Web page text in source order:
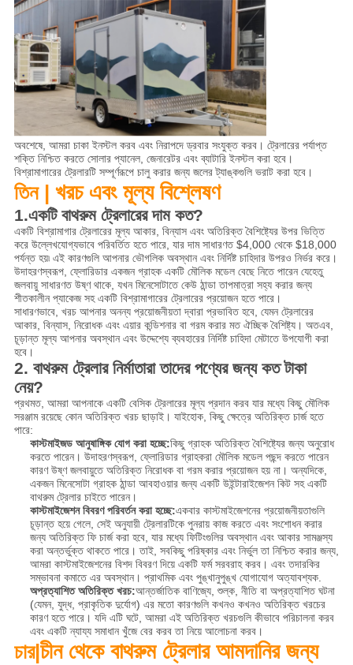
অবশেষে, আমরা চাকা ইনস্টল করব এবং নিরাপদে ড্রবার সংযুক্ত করব। ট্রেলারের পর্যাপ্ত
শক্তি নিশ্চিত করতে সোলার প্যানেল, জেনারেটর এবং ব্যাটারি ইনস্টল করা হবে।
বিশ্রামাগারের ট্রেলারটি সম্পূর্ণরূপে চালু করার জন্য জলের ট্যাঙ্কগুলি ভরাট করা হবে।
তিন | খরচ এবং মূল্য বিশ্লেষণ
1.একটি বাথরুম ট্রেলারের দাম কত?
একটি বিশ্রামাগার ট্রেলারের মূল্য আকার, বিন্যাস এবং অতিরিক্ত বৈশিষ্ট্যের উপর ভিত্তি
করে উল্লেখযোগ্যভাবে পরিবর্তিত হতে পারে, যার দাম সাধারণত $4,000 থেকে $18,000
পর্যন্ত হয়৷ এই কারণগুলি আপনার ভৌগলিক অবস্থান এবং নির্দিষ্ট চাহিদার উপরও নির্ভর করে।
উদাহরণস্বরূপ, ফ্লোরিডার একজন গ্রাহক একটি মৌলিক মডেল বেছে নিতে পারেন যেহেতু
জলবায়ু সাধারণত উষ্ণ থাকে, যখন মিনেসোটাতে কেউ ঠান্ডা তাপমাত্রা সহ্য করার জন্য
শীতকালীন প্যাকেজ সহ একটি বিশ্রামাগারের ট্রেলারের প্রয়োজন হতে পারে।
সাধারণভাবে, খরচ আপনার অনন্য প্রয়োজনীয়তা দ্বারা প্রভাবিত হবে, যেমন ট্রেলারের
আকার, বিন্যাস, নিরোধক এবং এয়ার কন্ডিশনার বা গরম করার মত ঐচ্ছিক বৈশিষ্ট্য। অতএব,
চূড়ান্ত মূল্য আপনার অবস্থান এবং উদ্দেশ্যে ব্যবহারের নির্দিষ্ট চাহিদা মেটাতে উপযোগী করা
হবে।
2. বাথরুম ট্রেলার নির্মাতারা তাদের পণ্যের জন্য কত টাকা
নেয়?
প্রথমত, আমরা আপনাকে একটি বেসিক ট্রেলারের মূল্য প্রদান করব যার মধ্যে কিছু মৌলিক
সরঞ্জাম রয়েছে কোন অতিরিক্ত খরচ ছাড়াই। যাইহোক, কিছু ক্ষেত্রে অতিরিক্ত চার্জ হতে
পারে:
কাস্টমাইজড আনুষাঙ্গিক যোগ করা হচ্ছে:কিছু গ্রাহক অতিরিক্ত বৈশিষ্ট্যের জন্য অনুরোধ
করতে পারেন। উদাহরণস্বরূপ, ফ্লোরিডার গ্রাহকরা মৌলিক মডেল পছন্দ করতে পারেন
কারণ উষ্ণ জলবায়ুতে অতিরিক্ত নিরোধক বা গরম করার প্রয়োজন হয় না। অন্যদিকে,
একজন মিনেসোটা গ্রাহক ঠান্ডা আবহাওয়ার জন্য একটি উইন্টারাইজেশন কিট সহ একটি
বাথরুম ট্রেলার চাইতে পারেন।
কাস্টমাইজেশন বিবরণ পরিবর্তন করা হচ্ছে:একবার কাস্টমাইজেশনের প্রয়োজনীয়তাগুলি
চূড়ান্ত হয়ে গেলে, সেই অনুযায়ী ট্রেলারটিকে পুনরায় কাজ করতে এবং সংশোধন করার
জন্য অতিরিক্ত ফি চার্জ করা হবে, যার মধ্যে ফিটিংগুলির অবস্থান এবং আকার সামঞ্জস্য
করা অন্তর্ভুক্ত থাকতে পারে। তাই, সবকিছু পরিষ্কার এবং নির্ভুল তা নিশ্চিত করার জন্য,
আমরা কাস্টমাইজেশনের বিশদ বিবরণ দিয়ে একটি ফর্ম সরবরাহ করব। এবং তদারকির
সম্ভাবনা কমাতে এর অবস্থান। প্রাথমিক এবং পুঙ্খানুপুঙ্খ যোগাযোগ অত্যাবশ্যক.
অপ্রত্যাশিত অতিরিক্ত খরচ:আন্তর্জাতিক বাণিজ্যে, শুল্ক, নীতি বা অপ্রত্যাশিত ঘটনা
(যেমন, যুদ্ধ, প্রাকৃতিক দুর্যোগ) এর মতো কারণগুলি কখনও কখনও অতিরিক্ত খরচের
কারণ হতে পারে। যদি এটি ঘটে, আমরা এই অতিরিক্ত খরচগুলি কীভাবে পরিচালনা করব
এবং একটি ন্যায্য সমাধান খুঁজে বের করব তা নিয়ে আলোচনা করব।
চার|চীন থেকে বাথরুম ট্রেলার আমদানির জন্য